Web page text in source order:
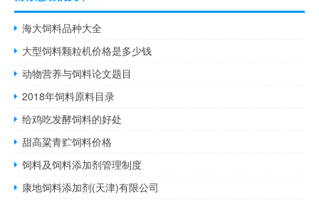
海大饲料品种大全
大型饲料颗粒机价格是多少钱
动物营养与饲料论文题目
2018年饲料原料目录
给鸡吃发酵饲料的好处
甜高粱青贮饲料价格
饲料及饲料添加剂管理制度
康地饲料添加剂(天津)有限公司